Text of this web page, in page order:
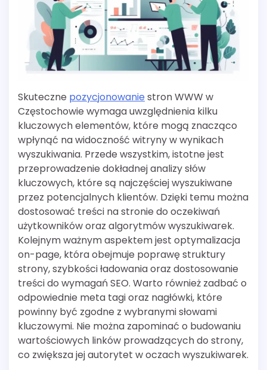
Skuteczne pozycjonowanie stron WWW w
Częstochowie wymaga uwzględnienia kilku
kluczowych elementów, które mogą znacząco
wpłynąć na widoczność witryny w wynikach
wyszukiwania. Przede wszystkim, istotne jest
przeprowadzenie dokładnej analizy słów
kluczowych, które są najczęściej wyszukiwane
przez potencjalnych klientów. Dzięki temu można
dostosować treści na stronie do oczekiwań
użytkowników oraz algorytmów wyszukiwarek.
Kolejnym ważnym aspektem jest optymalizacja
on-page, która obejmuje poprawę struktury
strony, szybkości ładowania oraz dostosowanie
treści do wymagań SEO. Warto również zadbać o
odpowiednie meta tagi oraz nagłówki, które
powinny być zgodne z wybranymi słowami
kluczowymi. Nie można zapominać o budowaniu
wartościowych linków prowadzących do strony,
co zwiększa jej autorytet w oczach wyszukiwarek.